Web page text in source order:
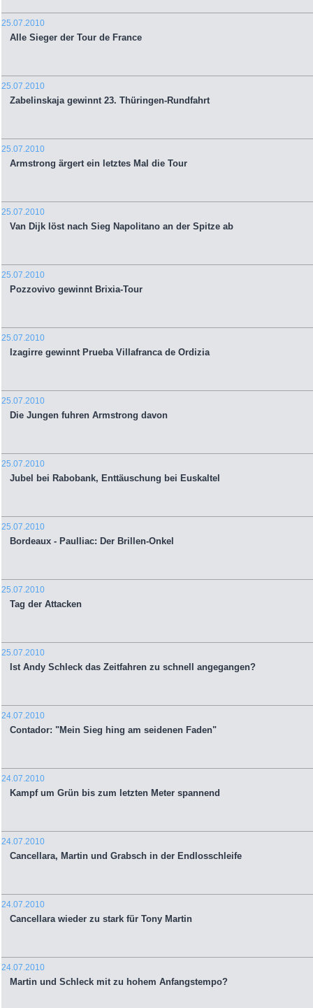
25.07.2010
Alle Sieger der Tour de France
25.07.2010
Zabelinskaja gewinnt 23. Thüringen-Rundfahrt
25.07.2010
Armstrong ärgert ein letztes Mal die Tour
25.07.2010
Van Dijk löst nach Sieg Napolitano an der Spitze ab
25.07.2010
Pozzovivo gewinnt Brixia-Tour
25.07.2010
Izagirre gewinnt Prueba Villafranca de Ordizia
25.07.2010
Die Jungen fuhren Armstrong davon
25.07.2010
Jubel bei Rabobank, Enttäuschung bei Euskaltel
25.07.2010
Bordeaux - Paulliac: Der Brillen-Onkel
25.07.2010
Tag der Attacken
25.07.2010
Ist Andy Schleck das Zeitfahren zu schnell angegangen?
24.07.2010
Contador: "Mein Sieg hing am seidenen Faden"
24.07.2010
Kampf um Grün bis zum letzten Meter spannend
24.07.2010
Cancellara, Martin und Grabsch in der Endlosschleife
24.07.2010
Cancellara wieder zu stark für Tony Martin
24.07.2010
Martin und Schleck mit zu hohem Anfangstempo?